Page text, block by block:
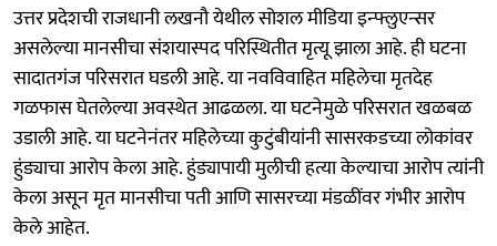
उत्तर प्रदेशची राजधानी लखनौ येथील सोशल मीडिया इन्फ्लुएन्सर
असलेल्या मानसीचा संशयास्पद परिस्थितीत मृत्यू झाला आहे. ही घटना
सादातगंज परिसरात घडली आहे. या नवविवाहित महिलेचा मृतदेह
गळफास घेतलेल्या अवस्थेत आढळला. या घटनेमुळे परिसरात खळबळ
उडाली आहे. या घटनेनंतर महिलेच्या कुटुंबीयांनी सासरकडच्या लोकांवर
हुंड्याचा आरोप केला आहे. हुंड्यापायी मुलीची हत्या केल्याचा आरोप त्यांनी
केला असून मृत मानसीचा पती आणि सासरच्या मंडळींवर गंभीर आरोप
केले आहेत.